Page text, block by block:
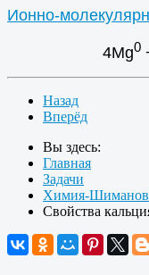
Ионно-
4Mg0
Назад
Вперёд
Вы здесь:
Главная
Задачи
Химия-
Свойства